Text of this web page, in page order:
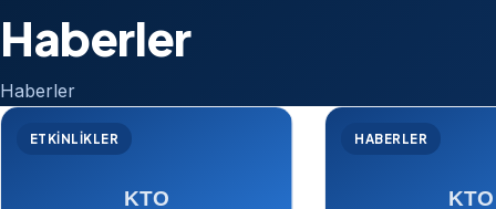
Haberler
Haberler
ETKINLIKLER HABERLER